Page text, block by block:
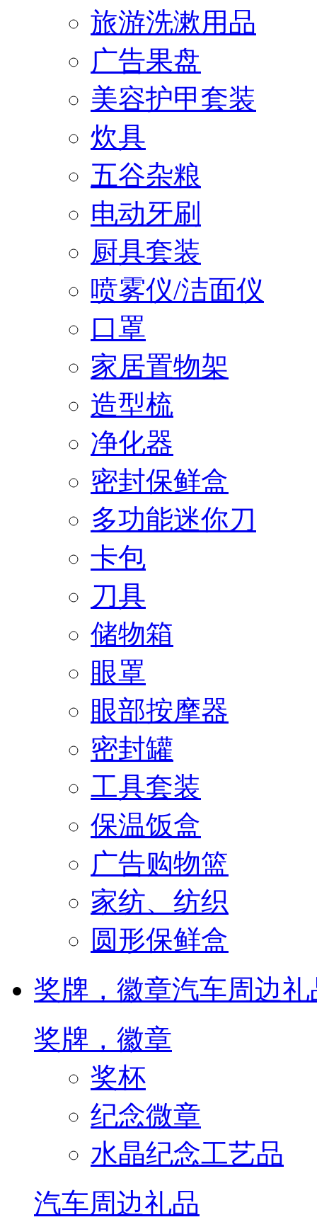
旅游洗漱用品
广告果盘
美容护甲套装
炊具
五谷杂粮
电动牙刷
厨具套装
喷雾仪/洁面仪
口罩
家居置物架
造型梳
净化器
密封保鲜盒
多功能迷你刀
卡包
刀具
储物箱
眼罩
眼部按摩器
密封罐
工具套装
保温饭盒
广告购物篮
家纺、纺织
圆形保鲜盒
奖牌，徽章汽车周边礼
奖牌，徽章
奖杯
纪念微章
水晶纪念工艺品
汽车周边礼品